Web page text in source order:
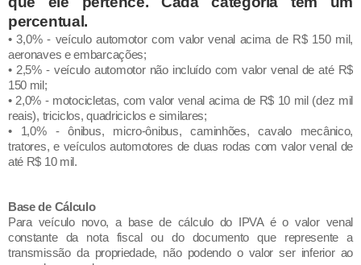
percentual.
• 3,0% - veículo automotor com valor venal acima de R$ 150 mil,
aeronaves e embarcações;
• 2,5% - veículo automotor não incluído com valor venal de até R$
150 mil;
• 2,0% - motocicletas, com valor venal acima de R$ 10 mil (dez mil
reais), triciclos, quadriciclos e similares;
• 1,0% - ônibus, micro-ônibus, caminhões, cavalo mecânico,
tratores, e veículos automotores de duas rodas com valor venal de
até R$ 10 mil.
Base de Cálculo
Para veículo novo, a base de cálculo do IPVA é o valor venal
constante da nota fiscal ou do documento que represente a
transmissão da propriedade, não podendo o valor ser inferior ao